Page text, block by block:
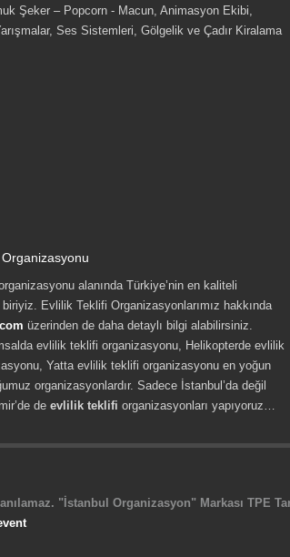
Şeker – Popcorn - Macun, Animasyon Ekibi,
Ses Sistemleri, Gölgelik ve Çadır Kiralama
alanında Türkiye’nin en kaliteli
biriyiz. Evlilik Teklifi Organizasyonlarımız hakkında
üzerinden de daha detaylı bilgi alabilirsiniz.
evlilik teklifi organizasyonu, Helikopterde evlilik
Yatta evlilik teklifi organizasyonu en yoğun
organizasyonlardır. Sadece İstanbul’da değil
de evlilik teklifi organizasyonları yapıyoruz…
"İstanbul Organizasyon" Markası TPE